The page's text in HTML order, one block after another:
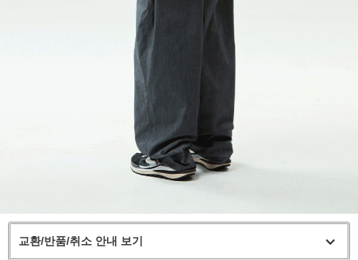
교환/반품/취소 안내 보기